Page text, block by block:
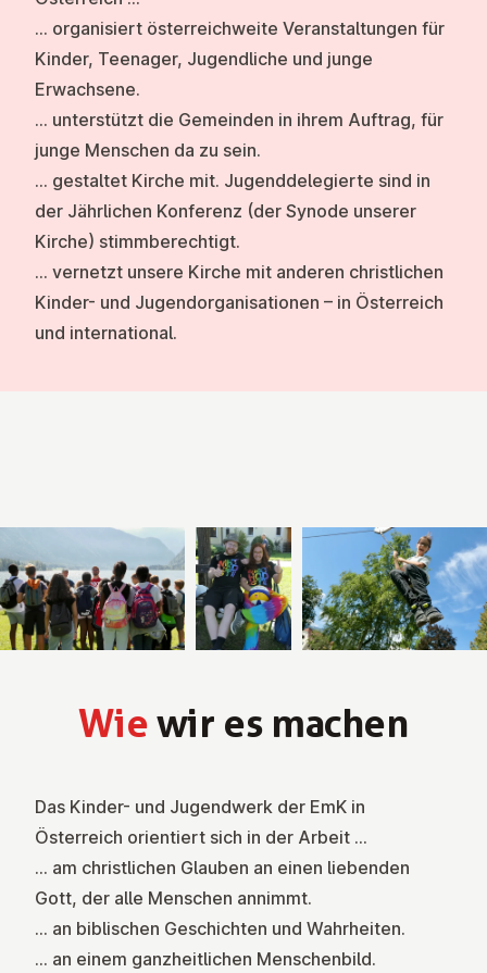
… organisiert österreichweite Veranstaltungen für
Kinder, Teenager, Jugendliche und junge
Erwachsene.
… unterstützt die Gemeinden in ihrem Auftrag, für
junge Menschen da zu sein.
… gestaltet Kirche mit. Jugenddelegierte sind in
der Jährlichen Konferenz (der Synode unserer
Kirche) stimmberechtigt.
… vernetzt unsere Kirche mit anderen christlichen
Kinder- und Jugendorganisationen – in Österreich
und international.
Wiewir es machen
Das Kinder- und Jugendwerk der EmK in
Österreich orientiert sich in der Arbeit …
… am christlichen Glauben an einen liebenden
Gott, der alle Menschen annimmt.
… an biblischen Geschichten und Wahrheiten.
… an einem ganzheitlichen Menschenbild.